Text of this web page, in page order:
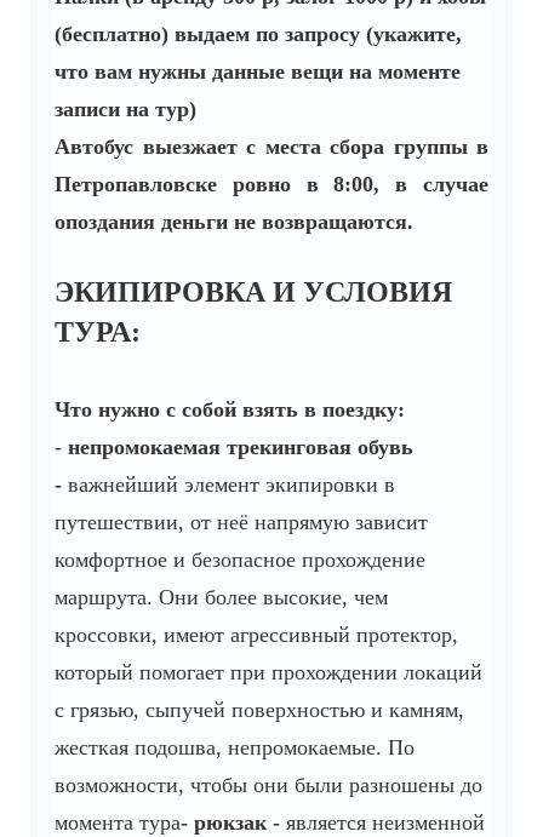
(бесплатно) выдаем по запросу (укажите,
что вам нужны данные вещи на моменте
записи на тур)
Автобус выезжает с места сбора группы в
Петропавловске ровно в 8:00, в случае
опоздания деньги не возвращаются.
ЭКИПИРОВКА И УСЛОВИЯ
ТУРА:
Что нужно с собой взять в поездку:
- непромокаемая трекинговая обувь
- важнейший элемент экипировки в
путешествии, от неё напрямую зависит
комфортное и безопасное прохождение
маршрута. Они более высокие, чем
кроссовки, имеют агрессивный протектор,
который помогает при прохождении локаций
с грязью, сыпучей поверхностью и камням,
жесткая подошва, непромокаемые. По
возможности, чтобы они были разношены до
момента тура- рюкзак - является неизменной